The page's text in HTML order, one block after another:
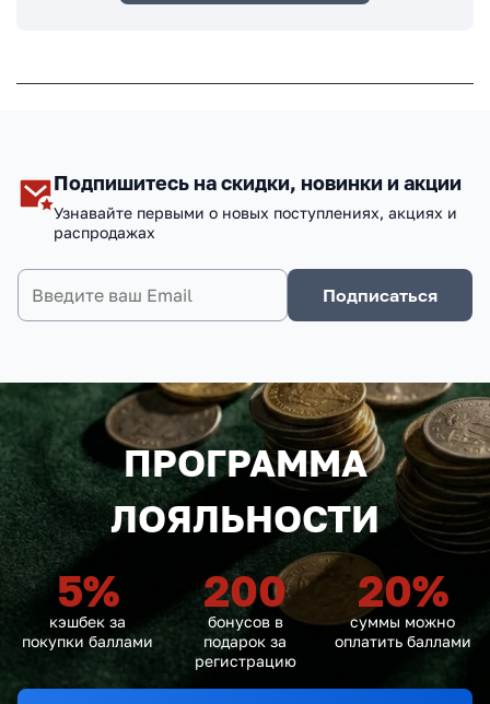
Подпишитесь на скидки, новинки и акции
Узнавайте первыми о новых поступлениях, акциях и
распродажах
Подписаться
ПРОГРАММА
ЛОЯЛЬНОСТИ
5%
кэшбек за
покупки баллами
200
бонусов в
подарок за
регистрацию
20%
суммы можно
оплатить баллами